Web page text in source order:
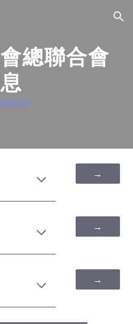
Skip to navigation
總聯合會
→
→
→